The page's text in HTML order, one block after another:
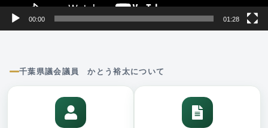
00:00 01:28
千葉県議会議員 かとう裕太について